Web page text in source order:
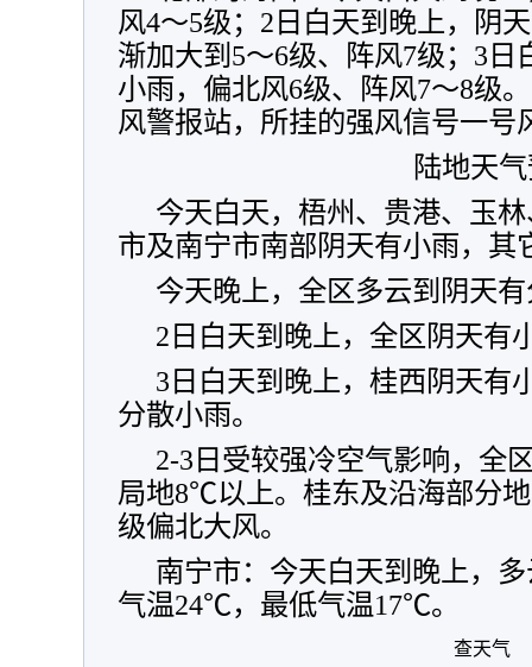
风4～5级；2日白天到晚上，阴
渐加大到5～6级、阵风7级；3
小雨，偏北风6级、阵风7～8级
风警报站，所挂的强风信号一号
陆地天
今天白天，梧州、贵港、玉
市及南宁市南部阴天有小雨，其
今天晚上，全区多云到阴天
2日白天到晚上，全区阴天有
3日白天到晚上，桂西阴天有
分散小雨。
2-3日受较强冷空气影响，全
局地8℃以上。桂东及沿海部分
级偏北大风。
南宁市：今天白天到晚上，
气温24℃，最低气温17℃。
查天气